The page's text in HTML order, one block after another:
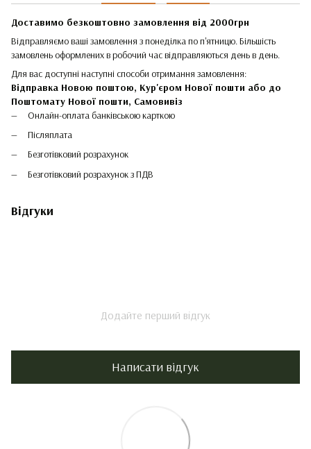
Доставимо безкоштовно замовлення від 2000грн
Відправляємо ваші замовлення з понеділка по п'ятницю. Більшість
замовлень оформлених в робочий час відправляються день в день.
Для вас доступні наступні способи отримання замовлення:
Відправка Новою поштою, Кур'єром Нової пошти або до
Поштомату Нової пошти, Самовивіз
Онлайн-оплата банківською карткою
Післяплата
Безготівковий розрахунок
Безготівковий розрахунок з ПДВ
Відгуки
Додайте перший відгук
Написати відгук